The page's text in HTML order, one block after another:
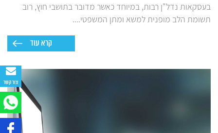
צור קשר
בעסקאות נדל"ן רבות, במיוחד כאשר מדובר בתושבי חוץ, רוב
תשומת הלב מופנית למשא ומתן המשפטי....
קרא עוד